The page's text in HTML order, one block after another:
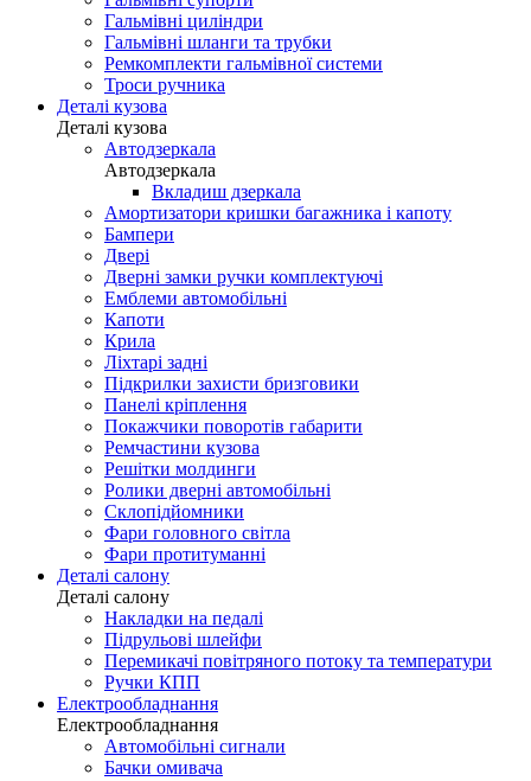
Гальмівні циліндри
Гальмівні шланги та трубки
Ремкомплекти гальмівної системи
Троси ручника
Деталі кузова
Деталі кузова
Автодзеркала
Автодзеркала
Вкладиш дзеркала
Амортизатори кришки багажника і капоту
Бампери
Двері
Дверні замки ручки комплектуючі
Емблеми автомобільні
Капоти
Крила
Ліхтарі задні
Підкрилки захисти бризговики
Панелі кріплення
Покажчики поворотів габарити
Ремчастини кузова
Решітки молдинги
Ролики дверні автомобільні
Склопідйомники
Фари головного світла
Фари протитуманні
Деталі салону
Деталі салону
Накладки на педалі
Підрульові шлейфи
Перемикачі повітряного потоку та температури
Ручки КПП
Електрообладнання
Електрообладнання
Автомобільні сигнали
Бачки омивача